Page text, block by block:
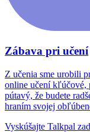
Zábava pri učení
Z učenia sme urobili
online učení kľúčové,
pútavý, že budete
hraním svojej
Vyskúšajte Talkpal